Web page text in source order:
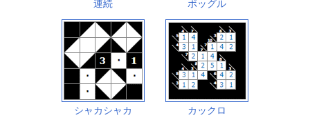
連続 ボッグル
シャカシャカ カックロ